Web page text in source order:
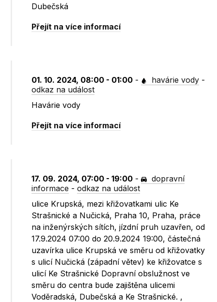
Dubečská
Přejít na více informací
01. 10. 2024, 08:00 - 01:00 - havárie vody -
odkaz na událost
Havárie vody
Přejít na více informací
17. 09. 2024, 07:00 - 19:00 -
dopravní
informace -odkaz na událost
ulice Krupská, mezi křižovatkami ulic Ke
Strašnické a Nučická, Praha 10, Praha, práce
na inženýrských sítích, jízdní pruh uzavřen, od
17.9.2024 07:00 do 20.9.2024 19:00, částečná
uzavírka ulice Krupská ve směru od křižovatky
s ulicí Nučická (západní větev) ke křižovatce s
ulicí Ke Strašnické Dopravní obslužnost ve
směru do centra bude zajištěna ulicemi
Voděradská, Dubečská a Ke Strašnické. ,